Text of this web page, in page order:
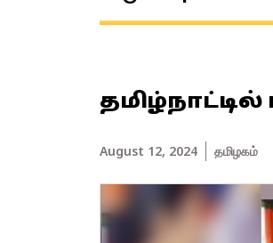
August 12, 2024 தமிழகம்